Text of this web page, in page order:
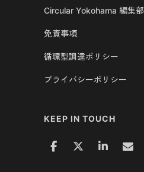
Circular Yokohama 編集部
免責事項
循環型調達ポリシー
プライバシーポリシー
KEEP IN TOUCH